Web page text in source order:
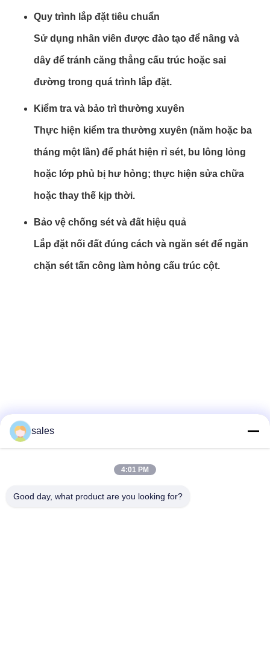
Quy trình lắp đặt tiêu chuẩn
Sử dụng nhân viên được đào tạo để nâng và
dây để tránh căng thẳng cấu trúc hoặc sai
đường trong quá trình lắp đặt.
Kiểm tra và bảo trì thường xuyên
Thực hiện kiểm tra thường xuyên (năm hoặc ba
tháng một lần) để phát hiện rỉ sét, bu lông lỏng
hoặc lớp phủ bị hư hỏng; thực hiện sửa chữa
hoặc thay thế kịp thời.
Bảo vệ chống sét và đất hiệu quả
Lắp đặt nối đất đúng cách và ngăn sét để ngăn
chặn sét tấn công làm hỏng cấu trúc cột.
sales
4:01 PM
Good day, what product are you looking for?